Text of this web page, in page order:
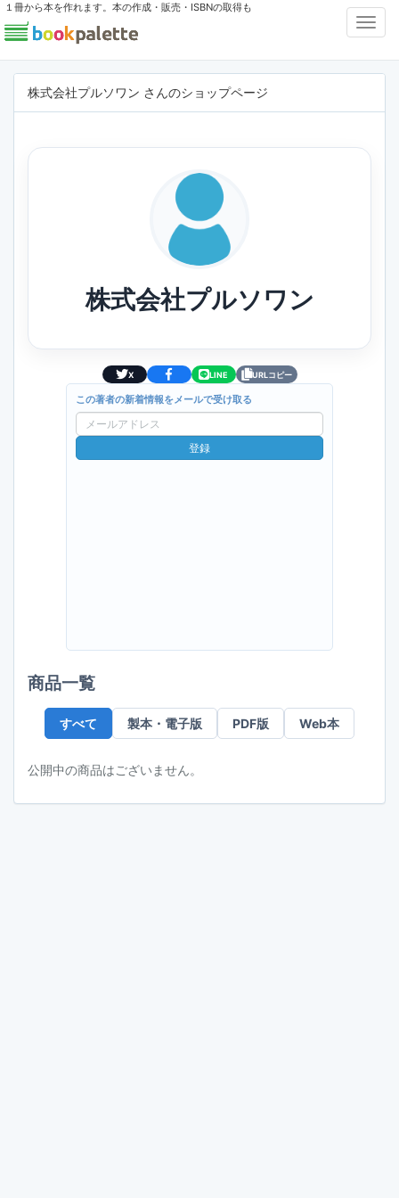
１冊から本を作れます。本の作成・販売・ISBNの取得も
株式会社プルソワン さんのショップページ
株式会社プルソワン
X LINE URLコピー
この著者の新着情報をメールで受け取る
ー
ル
登録
商品一覧
すべて 製本・電子版 PDF版 Web本
公開中の商品はございません。